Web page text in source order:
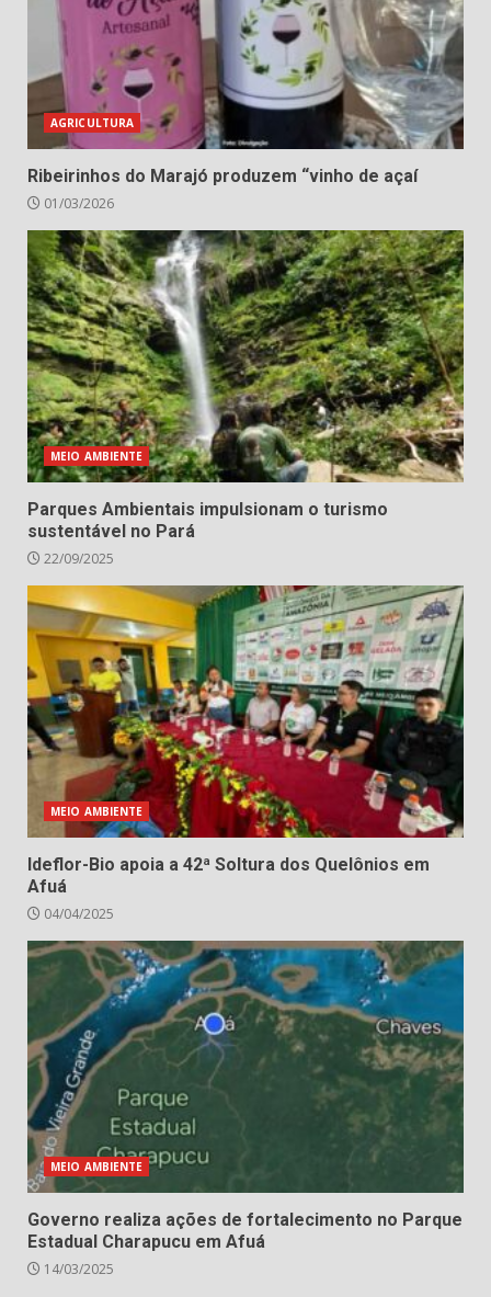
AGRICULTURA
Ribeirinhos do Marajó produzem “vinho de açaí
01/03/2026
MEIO AMBIENTE
Parques Ambientais impulsionam o turismo
sustentável no Pará
22/09/2025
MEIO AMBIENTE
Ideflor-Bio apoia a 42ª Soltura dos Quelônios em
Afuá
04/04/2025
MEIO AMBIENTE
Governo realiza ações de fortalecimento no Parque
Estadual Charapucu em Afuá
14/03/2025